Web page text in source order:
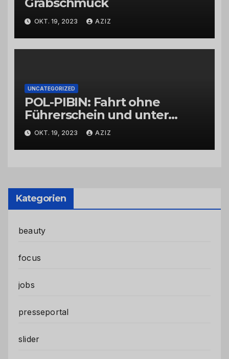
Grabschmuck
OKT. 19, 2023 AZIZ
UNCATEGORIZED
POL-PIBIN: Fahrt ohne
Führerschein und unter
Einfluss von Drogen
OKT. 19, 2023 AZIZ
Kategorien
beauty
focus
jobs
presseportal
slider